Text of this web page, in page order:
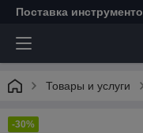
Поставка
Товары и услуги
-30%